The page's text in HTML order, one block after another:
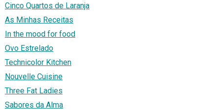
Cinco Quartos de Laranja
As Minhas Receitas
In the mood for food
Ovo Estrelado
Technicolor Kitchen
Nouvelle Cuisine
Three Fat Ladies
Sabores da Alma